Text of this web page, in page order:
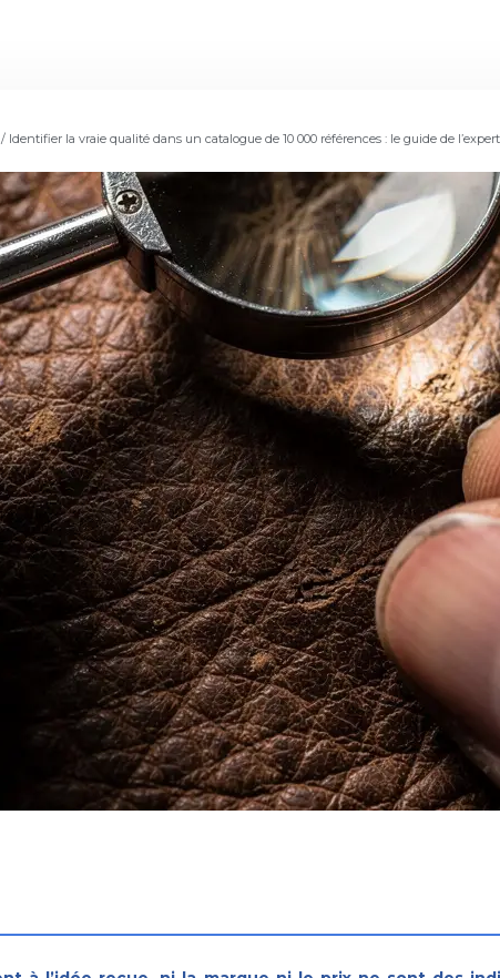
/ Identifier la vraie qualité dans un catalogue de 10 000 références : le guide de l’expert